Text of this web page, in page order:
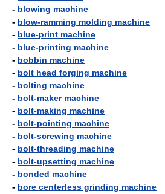
- blowing machine
- blow-ramming molding machine
- blue-print machine
- blue-printing machine
- bobbin machine
- bolt head forging machine
- bolting machine
- bolt-maker machine
- bolt-making machine
- bolt-pointing machine
- bolt-screwing machine
- bolt-threading machine
- bolt-upsetting machine
- bonded machine
- bore centerless grinding machine